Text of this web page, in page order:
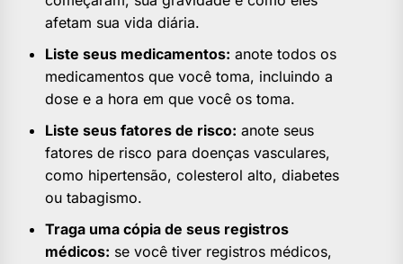
afetam sua vida diária.
Liste seus medicamentos: anote todos os
medicamentos que você toma, incluindo a
dose e a hora em que você os toma.
Liste seus fatores de risco: anote seus
fatores de risco para doenças vasculares,
como hipertensão, colesterol alto, diabetes
ou tabagismo.
Traga uma cópia de seus registros
médicos: se você tiver registros médicos,